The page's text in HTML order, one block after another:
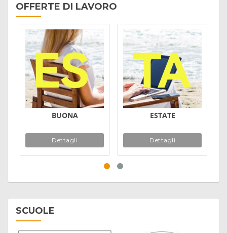
OFFERTE DI LAVORO
BUONA
Dettagli
ESTATE
Dettagli
SCUOLE